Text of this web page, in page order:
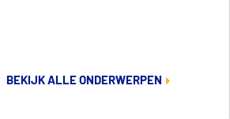
BEKIJK ALLE ONDERWERPEN